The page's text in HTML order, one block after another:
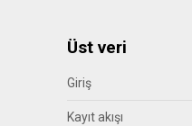
Üst veri
Giriş
Kayıt akışı